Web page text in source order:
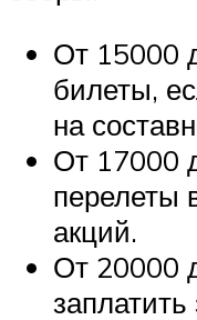
От 15000
билеты,
на
От 17000
перелеты
акций.
От 20000
заплатить